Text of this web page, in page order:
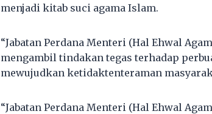
menjadi kitab suci agama Islam.
“Jabatan Perdana Menteri (Hal Ehwal
mengambil tindakan tegas terhadap
mewujudkan ketidaktenteraman
“Jabatan Perdana Menteri (Hal Ehwal